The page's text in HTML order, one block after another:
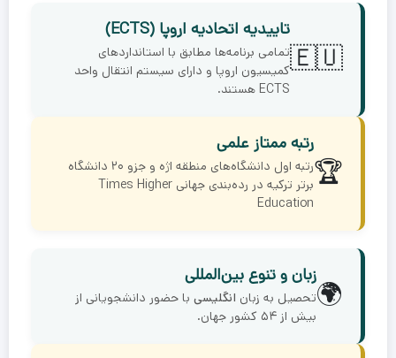
🇪🇺
تاییدیه اتحادیه اروپا (ECTS)
تمامی برنامه‌ها مطابق با استانداردهای
کمیسیون اروپا و دارای سیستم انتقال واحد
ECTS هستند.
🏆
رتبه ممتاز علمی
رتبه اول دانشگاه‌های منطقه اژه و جزو ۲۰ دانشگاه
برتر ترکیه در رده‌بندی جهانی Times Higher
Education
🌍
زبان و تنوع بین‌المللی
تحصیل به زبان انگلیسی با حضور دانشجویانی از
بیش از ۵۴ کشور جهان.